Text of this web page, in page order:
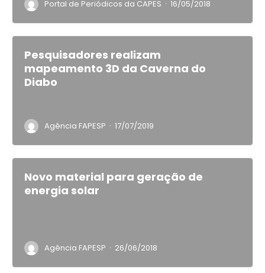
Portal de Periódicos da CAPES · 16/05/2018
Pesquisadores realizam
mapeamento 3D da Caverna do
Diabo
Agência FAPESP · 17/07/2019
Novo material para geração de
energia solar
Agência FAPESP · 26/06/2018